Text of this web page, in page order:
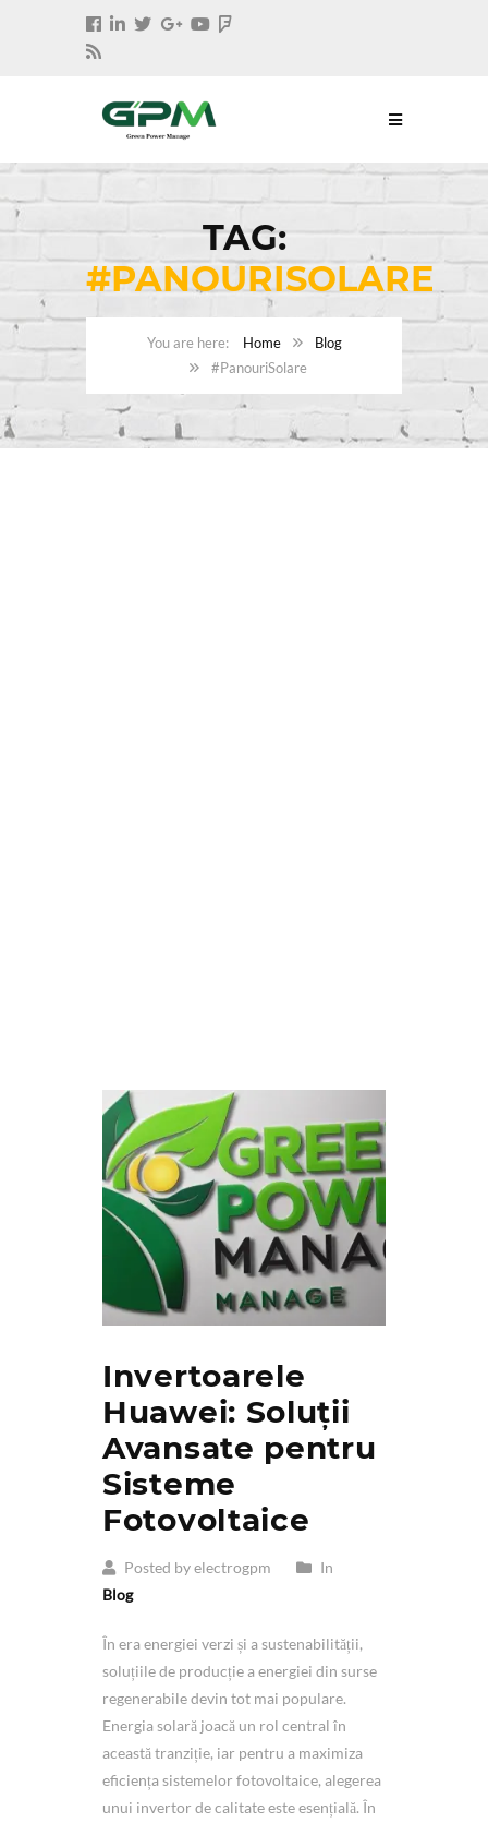
TAG:
#PANOURISOLARE
Home
Blog
#PanouriSolare
Invertoarele
Huawei: Soluții
Avansate pentru
Sisteme
Fotovoltaice
Posted by electrogpm
In
Blog
În era energiei verzi și a sustenabilității,
soluțiile de producție a energiei din surse
regenerabile devin tot mai populare.
Energia solară joacă un rol central în
această tranziție, iar pentru a maximiza
eficiența sistemelor fotovoltaice, alegerea
unui invertor de calitate este esențială. În